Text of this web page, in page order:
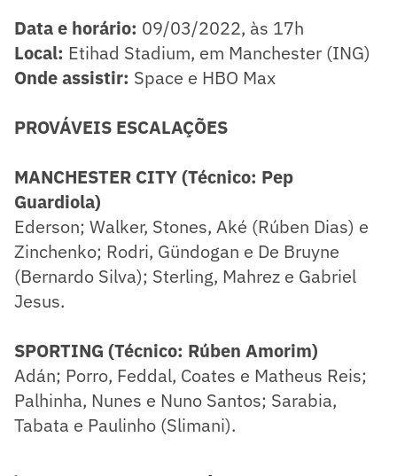
Data e horário: 09/03/2022, às 17h
Local: Etihad Stadium, em Manchester (ING)
Onde assistir: Space e HBO Max
PROVÁVEIS ESCALAÇÕES
MANCHESTER CITY (Técnico: Pep
Guardiola)
Ederson; Walker, Stones, Aké (Rúben Dias) e
Zinchenko; Rodri, Gündogan e De Bruyne
(Bernardo Silva); Sterling, Mahrez e Gabriel
Jesus.
SPORTING (Técnico: Rúben Amorim)
Adán; Porro, Feddal, Coates e Matheus Reis;
Palhinha, Nunes e Nuno Santos; Sarabia,
Tabata e Paulinho (Slimani).